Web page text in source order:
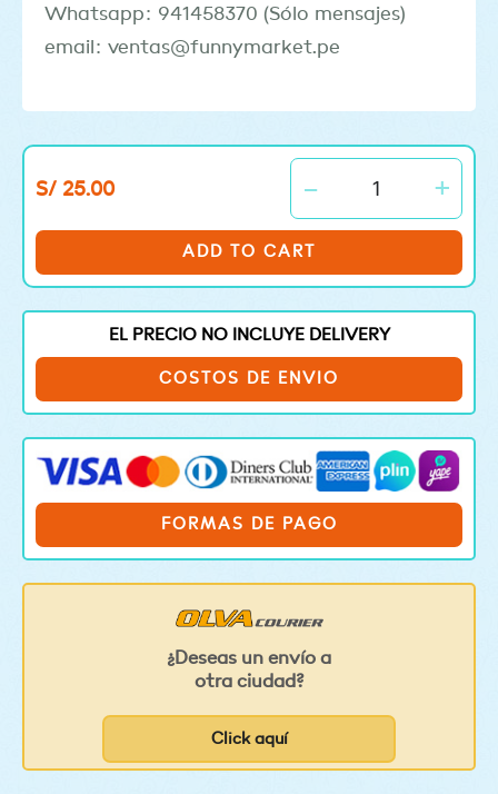
Whatsapp: 941458370 (Sólo mensajes)
email: ventas@funnymarket.pe
S/ 25.00 - +
ADD TO CART
EL PRECIO NO INCLUYE DELIVERY
COSTOS DE ENVIO
FORMAS DE PAGO
¿Deseas un envío a
otra ciudad?
Click aquí